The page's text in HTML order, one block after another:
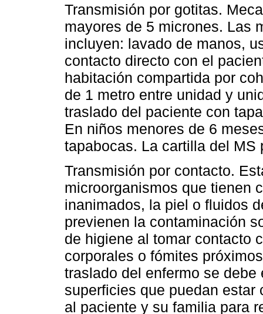
Transmisión por gotitas.
mayores de 5 micrones. Las
incluyen: lavado de manos,
contacto directo con el
habitación compartida por
de 1 metro entre unidad y
traslado del paciente con
En niños menores de 6
tapabocas. La cartilla del MS
Transmisión por contacto.
microorganismos que tienen
inanimados, la piel o fluidos
previenen la contaminación
de higiene al tomar contacto
corporales o fómites
traslado del enfermo se
superficies que puedan
al paciente y su familia para